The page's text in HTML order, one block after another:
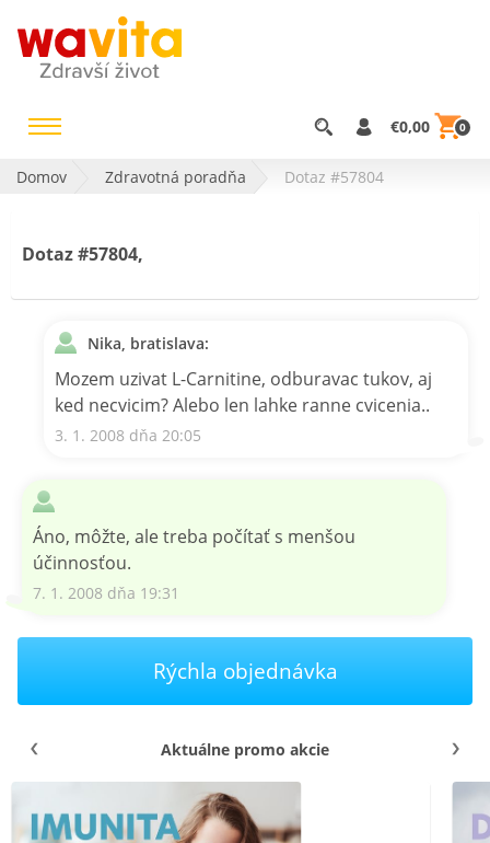
€0,00 0
Domov Zdravotná poradňa Dotaz #57804
Dotaz #57804,
Nika, bratislava:
Mozem uzivat L-Carnitine, odburavac tukov, aj
ked necvicim? Alebo len lahke ranne cvicenia..
3. 1. 2008 dňa 20:05
Áno, môžte, ale treba počítať s menšou
účinnosťou.
7. 1. 2008 dňa 19:31
Rýchla objednávka
Aktuálne promo akcie